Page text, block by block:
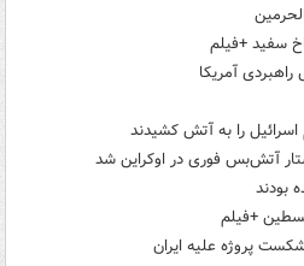
سفید +فیلم
آمریکا
را به آتش کشیدند
آتش‌بس فوری در اوکراین شد
بودند
+فیلم
پروژه علیه ایران